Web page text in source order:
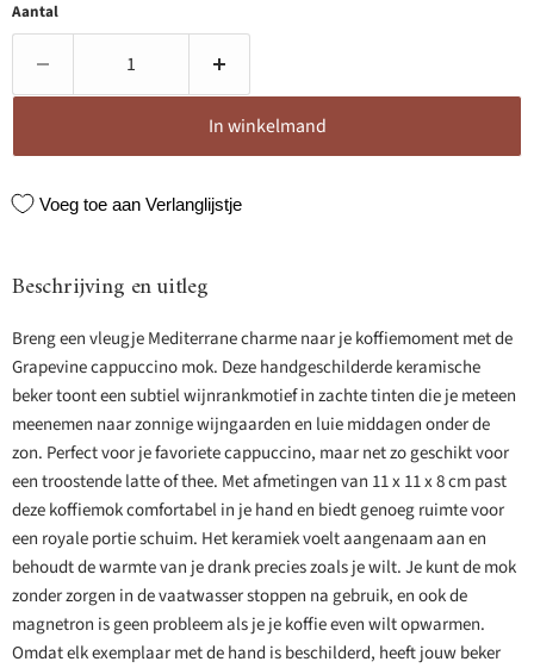
Aantal
In winkelmand
Voeg toe aan Verlanglijstje
Beschrijving en uitleg
Breng een vleugje Mediterrane charme naar je koffiemoment met de
Grapevine cappuccino mok. Deze handgeschilderde keramische
beker toont een subtiel wijnrankmotief in zachte tinten die je meteen
meenemen naar zonnige wijngaarden en luie middagen onder de
zon. Perfect voor je favoriete cappuccino, maar net zo geschikt voor
een troostende latte of thee. Met afmetingen van 11 x 11 x 8 cm past
deze koffiemok comfortabel in je hand en biedt genoeg ruimte voor
een royale portie schuim. Het keramiek voelt aangenaam aan en
behoudt de warmte van je drank precies zoals je wilt. Je kunt de mok
zonder zorgen in de vaatwasser stoppen na gebruik, en ook de
magnetron is geen probleem als je je koffie even wilt opwarmen.
Omdat elk exemplaar met de hand is beschilderd, heeft jouw beker